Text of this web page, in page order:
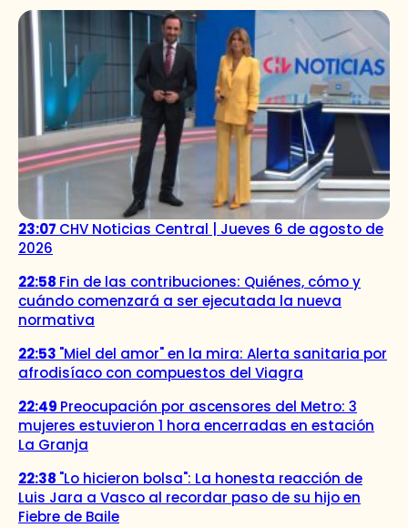
23:07 CHV Noticias Central | Jueves 6 de agosto de
2026
22:58 Fin de las contribuciones: Quiénes, cómo y
cuándo comenzará a ser ejecutada la nueva
normativa
22:53 "Miel del amor" en la mira: Alerta sanitaria por
afrodisíaco con compuestos del Viagra
22:49 Preocupación por ascensores del Metro: 3
mujeres estuvieron 1 hora encerradas en estación
La Granja
22:38 "Lo hicieron bolsa": La honesta reacción de
Luis Jara a Vasco al recordar paso de su hijo en
Fiebre de Baile